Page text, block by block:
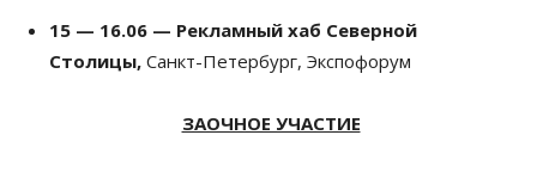
15 — 16.06 — Рекламный хаб Северной
Столицы, Санкт-Петербург, Экспофорум
ЗАОЧНОЕ УЧАСТИЕ